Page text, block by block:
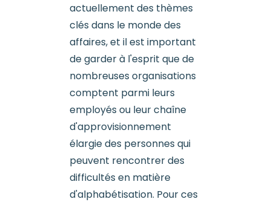
actuellement des thèmes
clés dans le monde des
affaires, et il est important
de garder à l'esprit que de
nombreuses organisations
comptent parmi leurs
employés ou leur chaîne
d'approvisionnement
élargie des personnes qui
peuvent rencontrer des
difficultés en matière
d'alphabétisation. Pour ces